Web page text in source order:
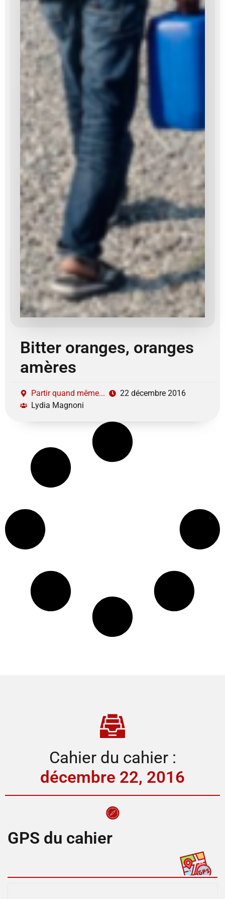
Bitter oranges, oranges
amères
Partir quand même...
22 décembre 2016
Lydia Magnoni
Cahier du cahier :
décembre 22, 2016
GPS du cahier